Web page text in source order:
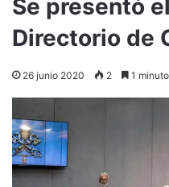
Se presentó
Directorio de
26 junio 2020 2 1